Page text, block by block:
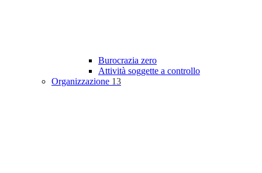
Burocrazia zero
Attività soggette a controllo
Organizzazione 13